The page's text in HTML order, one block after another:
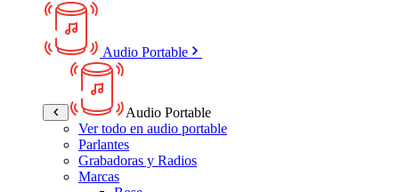
Audio Portable
Audio Portable
Ver todo en audio portable
Parlantes
Grabadoras y Radios
Marcas